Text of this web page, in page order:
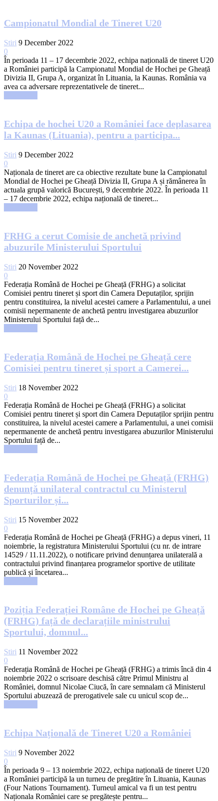
Campionatul Mondial de Tineret U20
Stiri 9 December 2022
0
În perioada 11 – 17 decembrie 2022, echipa națională de tineret U20
a României participă la Campionatul Mondial de Hochei pe Gheață
Divizia II, Grupa A, organizat în Lituania, la Kaunas. România va
avea ca adversare reprezentativele de tineret...
Echipa de hochei U20 a României face deplasarea
la Kaunas (Lituania), pentru a participa...
Stiri 9 December 2022
0
Naționala de tineret are ca obiective rezultate bune la Campionatul
Mondial de Hochei pe Gheață Divizia II, Grupa A și rămânerea în
actuala grupă valorică București, 9 decembrie 2022. În perioada 11
– 17 decembrie 2022, echipa națională de tineret...
FRHG a cerut Comisie de anchetă privind
abuzurile Ministerului Sportului
Stiri 20 November 2022
0
Federația Română de Hochei pe Gheață (FRHG) a solicitat
Comisiei pentru tineret și sport din Camera Deputaților, sprijin
pentru constituirea, la nivelul acestei camere a Parlamentului, a unei
comisii nepermanente de anchetă pentru investigarea abuzurilor
Ministerului Sportului față de...
Federația Română de Hochei pe Gheață cere
Comisiei pentru tineret și sport a Camerei...
Stiri 18 November 2022
0
Federația Română de Hochei pe Gheață (FRHG) a solicitat
Comisiei pentru tineret și sport din Camera Deputaților sprijin pentru
constituirea, la nivelul acestei camere a Parlamentului, a unei comisii
nepermanente de anchetă pentru investigarea abuzurilor Ministerului
Sportului față de...
Federația Română de Hochei pe Gheață (FRHG)
denunță unilateral contractul cu Ministerul
Sporturilor și...
Stiri 15 November 2022
0
Federația Română de Hochei pe Gheață (FRHG) a depus vineri, 11
noiembrie, la registratura Ministerului Sportului (cu nr. de intrare
14529 / 11.11.2022), o notificare privind denunțarea unilaterală a
contractului privind finanțarea programelor sportive de utilitate
publică și încetarea...
Poziția Federației Române de Hochei pe Gheață
(FRHG) față de declarațiile ministrului
Sportului, domnul...
Stiri 11 November 2022
0
Federația Română de Hochei pe Gheață (FRHG) a trimis încă din 4
noiembrie 2022 o scrisoare deschisă către Primul Ministru al
României, domnul Nicolae Ciucă, în care semnalam că Ministerul
Sportului abuzează de prerogativele sale cu unicul scop de...
Echipa Națională de Tineret U20 a României
Stiri 9 November 2022
0
În perioada 9 – 13 noiembrie 2022, echipa națională de tineret U20
a României participă la un turneu de pregătire în Lituania, Kaunas
(Four Nations Tournament). Turneul amical va fi un test pentru
Naționala României care se pregătește pentru...